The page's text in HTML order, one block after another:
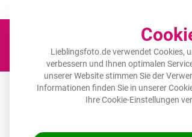
Lieblingsfoto.de verwendet Cookies,
verbessern und Ihnen optimalen
unserer Website stimmen Sie der
Informationen finden Sie in unserer
Ihre Cookie-Einstellungen
Leinwand Herdabdeckplatte